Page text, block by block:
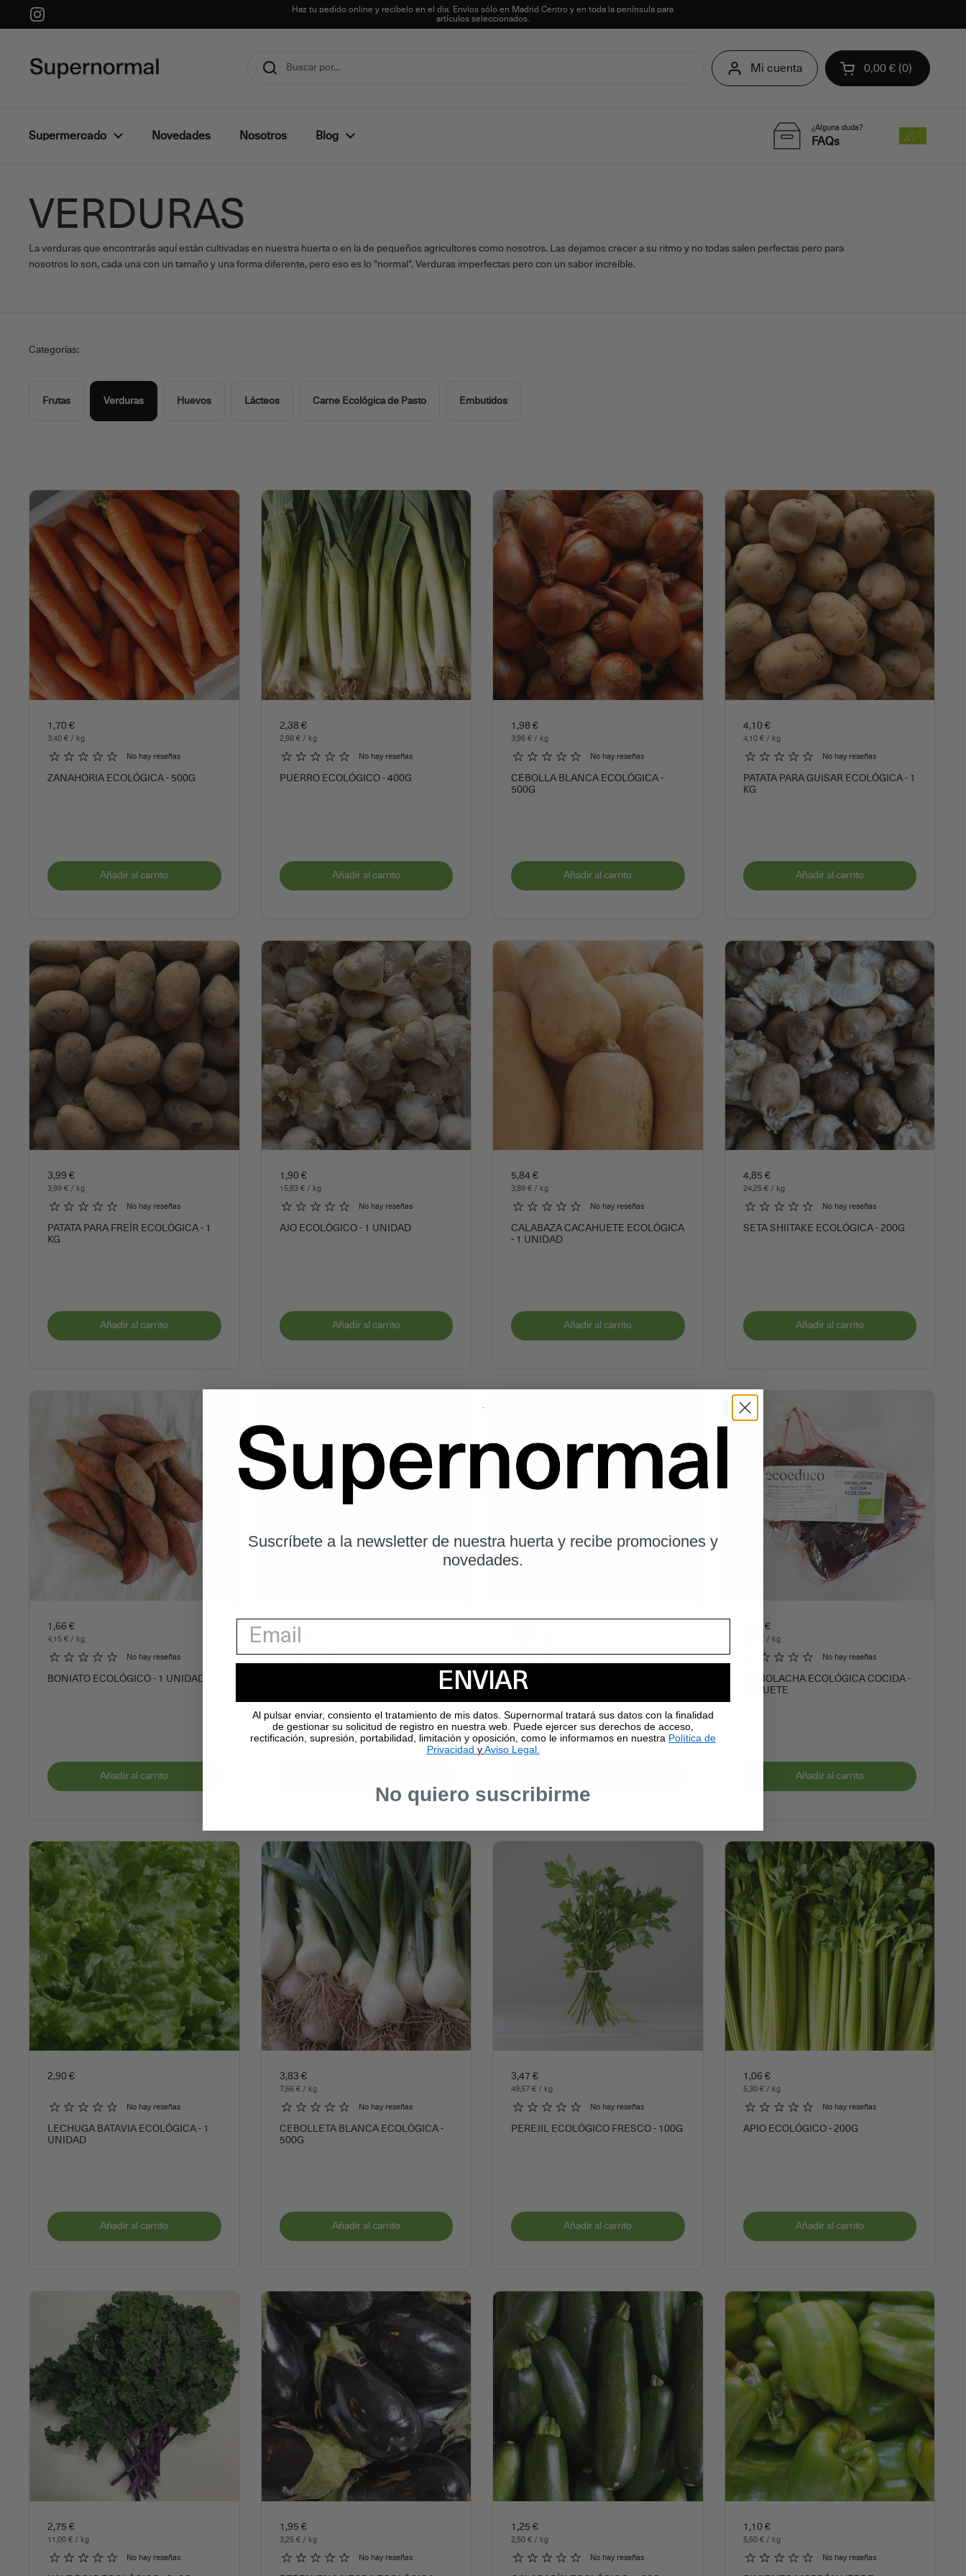
Ir al contenido
Instagram
Haz tu pedido online y recíbelo en el día. Envíos sólo en Madrid Centro y en toda la península para
artículos seleccionados.
Mi cuenta Abrir carrito
0,00 € 0
Supermercado Novedades Nosotros Blog
¿Alguna duda?
FAQs
VERDURAS
La verduras que encontrarás aquí están cultivadas en nuestra huerta o en la de pequeños agricultores como nosotros. Las dejamos crecer a su ritmo y no todas salen perfectas pero para
nosotros lo son, cada una con un tamaño y una forma diferente, pero eso es lo "normal". Verduras imperfectas pero con un sabor increíble.
Categorías:
Frutas Verduras Huevos Lácteos Carne Ecológica de Pasto Embutidos
1,70 €
3,40 € / kg
No hay reseñas
ZANAHORIA ECOLÓGICA - 500G
Añadir al carrito
2,38 €
2,98 € / kg
No hay reseñas
PUERRO ECOLÓGICO - 400G
Añadir al carrito
1,98 €
3,96 € / kg
No hay reseñas
CEBOLLA BLANCA ECOLÓGICA -
500G
Añadir al carrito
4,10 €
4,10 € / kg
No hay reseñas
PATATA PARA GUISAR ECOLÓGICA - 1
KG
Añadir al carrito
3,99 €
3,99 € / kg
No hay reseñas
PATATA PARA FREÍR ECOLÓGICA - 1
KG
Añadir al carrito
1,90 €
15,83 € / kg
No hay reseñas
AJO ECOLÓGICO - 1 UNIDAD
Añadir al carrito
5,84 €
3,89 € / kg
No hay reseñas
CALABAZA CACAHUETE ECOLÓGICA
- 1 UNIDAD
Añadir al carrito
4,85 €
24,25 € / kg
No hay reseñas
SETA SHIITAKE ECOLÓGICA - 200G
Añadir al carrito
1,66 €
4,15 € / kg
No hay reseñas
BONIATO ECOLÓGICO - 1 UNIDAD
Añadir al carrito
2,78 €
6,39 € / kg
MAÍZ DULCE ECOLÓGICO COCIDO -
400G
3,75 €
9,38 € / kg
No hay reseñas
REMOLACHA ECOLÓGICA COCIDA -
PAQUETE
Añadir al carrito
2,90 €
No hay reseñas
LECHUGA BATAVIA ECOLÓGICA - 1
UNIDAD
Añadir al carrito
3,83 €
7,66 € / kg
No hay reseñas
CEBOLLETA BLANCA ECOLÓGICA -
500G
Añadir al carrito
3,47 €
49,57 € / kg
No hay reseñas
PEREJIL ECOLÓGICO FRESCO - 100G
Añadir al carrito
1,06 €
5,30 € / kg
No hay reseñas
APIO ECOLÓGICO - 200G
Añadir al carrito
2,75 €
11,00 € / kg
No hay reseñas
1,95 €
3,25 € / kg
No hay reseñas
1,25 €
2,50 € / kg
No hay reseñas
1,10 €
5,50 € / kg
No hay reseñas
Suscríbete a la newsletter de nuestra huerta y recibe promociones y
novedades.
ENVIAR
Al pulsar enviar, consiento el tratamiento de mis datos. Supernormal tratará sus datos con la finalidad
de gestionar su solicitud de registro en nuestra web. Puede ejercer sus derechos de acceso,
rectificación, supresión, portabilidad, limitación y oposición, como le informamos en nuestra Política de
Privacidad yAviso Legal.
No quiero suscribirme